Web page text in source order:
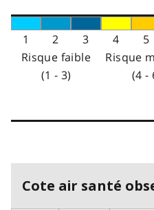
1 2 3 4 5
Risque faible
(1 - 3)
Risque
(4 -
Cote air santé